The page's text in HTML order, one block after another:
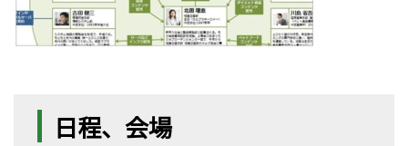
日程、会場